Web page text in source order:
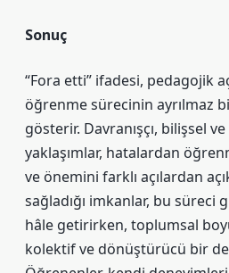
Sonuç
“Fora etti” ifadesi, pedagojik
öğrenme sürecinin ayrılmaz
gösterir. Davranışçı, bilişsel ve
yaklaşımlar, hatalardan
ve önemini farklı açılardan
sağladığı imkanlar, bu süreci
hâle getirirken, toplumsal
kolektif ve dönüştürücü bir